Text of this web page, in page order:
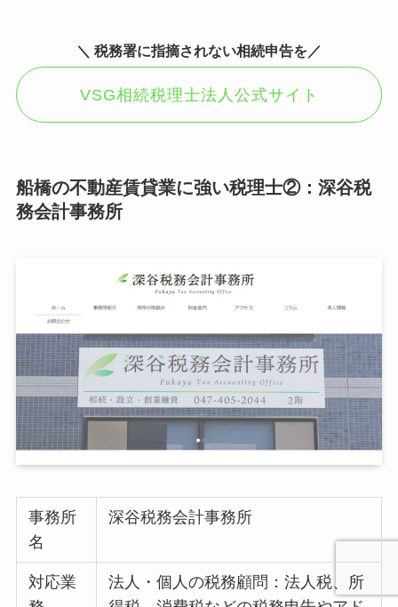
＼ 税務署に指摘されない相続申告を ／
VSG相続税理士法人公式サイト
船橋の不動産賃貸業に強い税理士②： 深谷税
務会計事務所
事務所
名
深谷税務会計事務所
対応業
法人・個人の税務顧問：法人税、所